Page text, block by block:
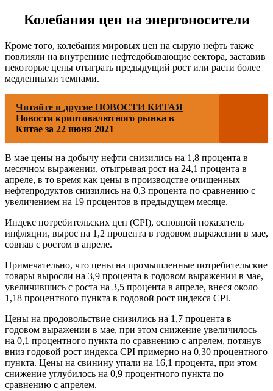
Колебания цен на энергоносители
Кроме того, колебания мировых цен на сырую нефть также
повлияли на внутренние нефтедобывающие сектора, заставив
некоторые цены отыграть предыдущий рост или расти более
медленными темпами.
Читайте и другие НОВОСТИ КИТАЯ
Новости криптовалютного рынка в
Китае за 22 июня 2021
В мае цены на добычу нефти снизились на 1,8 процента в
месячном выражении, отыгрывая рост на 24,1 процента в
апреле, в то время как цены в производстве очищенных
нефтепродуктов снизились на 0,3 процента по сравнению с
увеличением на 19 процентов в предыдущем месяце.
Индекс потребительских цен (CPI), основной показатель
инфляции, вырос на 1,2 процента в годовом выражении в мае,
совпав с ростом в апреле.
Примечательно, что цены на промышленные потребительские
товары выросли на 3,9 процента в годовом выражении в мае,
увеличившись с роста на 3,5 процента в апреле, внеся около
1,18 процентного пункта в годовой рост индекса CPI.
Цены на продовольствие снизились на 1,7 процента в
годовом выражении в мае, при этом снижение увеличилось
на 0,1 процентного пункта по сравнению с апрелем, потянув
вниз годовой рост индекса CPI примерно на 0,30 процентного
пункта. Цены на свинину упали на 16,1 процента, при этом
снижение углубилось на 0,9 процентного пункта по
сравнению с апрелем.